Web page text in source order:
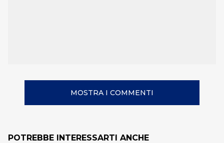
MOSTRA I COMMENTI
POTREBBE INTERESSARTI ANCHE